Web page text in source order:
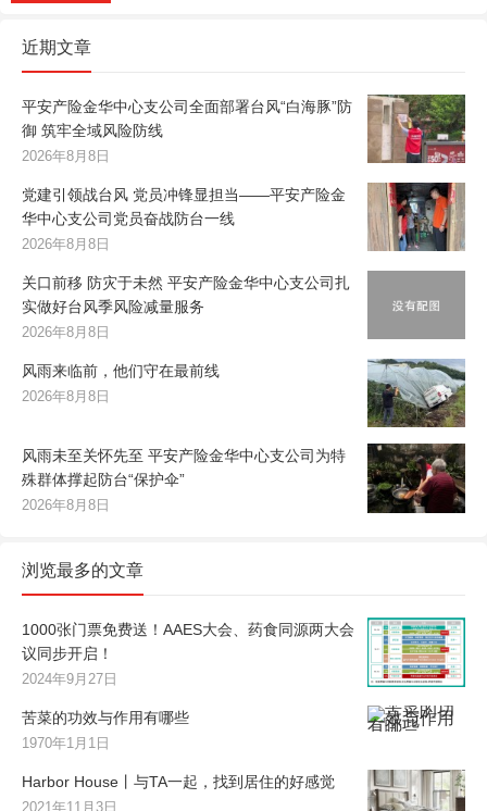
近期文章
平安产险金华中心支公司全面部署台风“白海豚”防
御 筑牢全域风险防线
2026年8月8日
党建引领战台风 党员冲锋显担当——平安产险金
华中心支公司党员奋战防台一线
2026年8月8日
关口前移 防灾于未然 平安产险金华中心支公司扎
实做好台风季风险减量服务
2026年8月8日
风雨来临前，他们守在最前线
2026年8月8日
风雨未至关怀先至 平安产险金华中心支公司为特
殊群体撑起防台“保护伞”
2026年8月8日
浏览最多的文章
1000张门票免费送！AAES大会、药食同源两大会
议同步开启！
2024年9月27日
苦菜的功效与作用有哪些
1970年1月1日
Harbor House丨与TA一起，找到居住的好感觉
2021年11月3日